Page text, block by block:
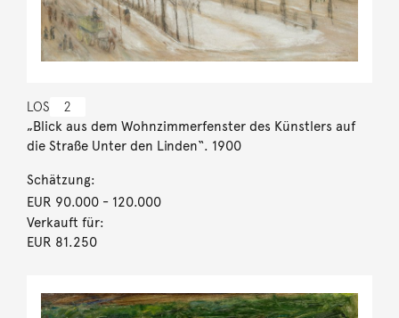
LOS 2
„Blick aus dem Wohnzimmerfenster des Künstlers auf
die Straße Unter den Linden“. 1900
Schätzung:
EUR 90.000- 120.000
Verkauft für:
EUR 81.250